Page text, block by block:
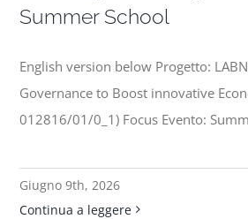
Summer School
English version below Progetto:
Governance to Boost innovative
012816/01/0_1) Focus Evento:
Giugno 9th, 2026
Continua a leggere